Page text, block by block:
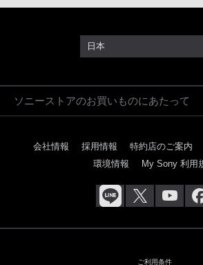
日本
ソニーストアのお買いものにあたって
会社情報 採用情報 特約店のご案内
環境情報
My Sony 利用
ご利用条件